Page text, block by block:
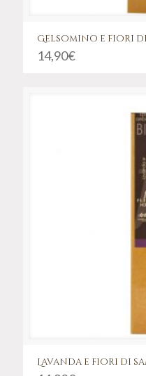
Gelsomino e fiori di
14,90€
Lavanda e fiori di